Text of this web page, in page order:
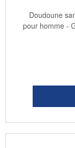
Doudoune
pour homme -